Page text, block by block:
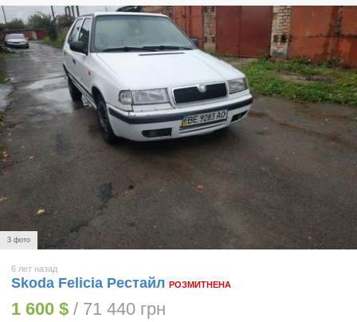
3 фото
6 лет назад
Skoda Felicia Рестайл РОЗМИТНЕНА
1 600 $ / 71 440 грн